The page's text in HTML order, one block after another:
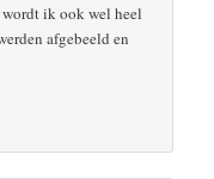
ik ook wel heel
afgebeeld en